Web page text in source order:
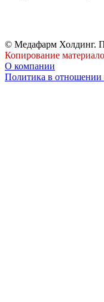
© Медафарм Холдинг.
Копирование
О компании
Политика в отношении